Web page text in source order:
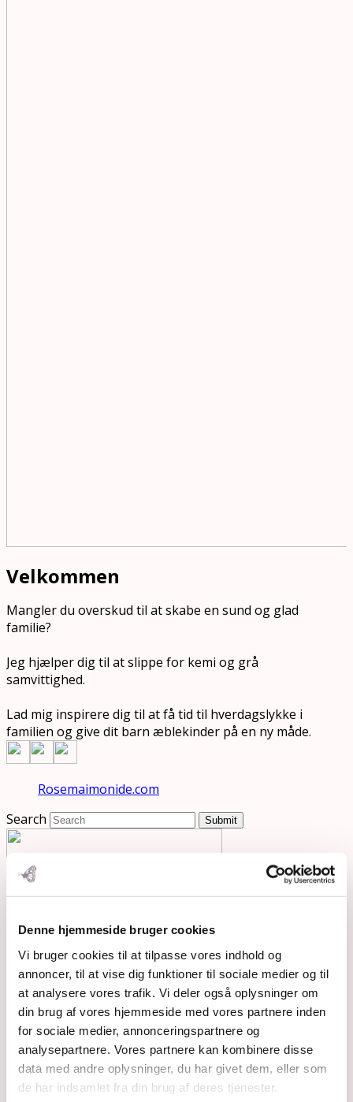
Denne hjemmeside bruger cookies
Vi bruger cookies til at tilpasse vores indhold og
annoncer, til at vise dig funktioner til sociale medier og til
at analysere vores trafik. Vi deler også oplysninger om
din brug af vores hjemmeside med vores partnere inden
for sociale medier, annonceringspartnere og
analysepartnere. Vores partnere kan kombinere disse
data med andre oplysninger, du har givet dem, eller som
de har indsamlet fra din brug af deres tjenester.
Velkommen
Mangler du overskud til at skabe en sund og glad
familie?
Jeg hjælper dig til at slippe for kemi og grå
samvittighed.
Lad mig inspirere dig til at få tid til hverdagslykke i
familien og give dit barn æblekinder på en ny måde.
Rosemaimonide.com
Search
Submit